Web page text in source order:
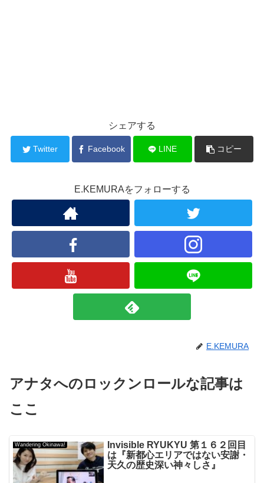
シェアする
Twitter Facebook LINE コピー
E.KEMURAをフォローする
E.KEMURA
アナタへのロックンロールな記事は
ここ
Wandering Okinawa!
Invisible RYUKYU 第１６２回目
は『新都心エリアではない安謝・
天久の歴史深い神々しさ』